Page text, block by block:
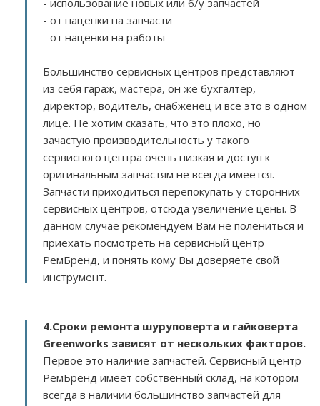
- использование новых или б/у запчастей
- от наценки на запчасти
- от наценки на работы
Большинство сервисных центров представляют
из себя гараж, мастера, он же бухгалтер,
директор, водитель, снабженец и все это в одном
лице. Не хотим сказать, что это плохо, но
зачастую производительность у такого
сервисного центра очень низкая и доступ к
оригинальным запчастям не всегда имеется.
Запчасти приходиться перепокупать у сторонних
сервисных центров, отсюда увеличение цены. В
данном случае рекомендуем Вам не полениться и
приехать посмотреть на сервисный центр
РемБренд, и понять кому Вы доверяете свой
инструмент.
4.Сроки ремонта шуруповерта и гайковерта
Greenworks зависят от нескольких факторов.
Первое это наличие запчастей. Сервисный центр
РемБренд имеет собственный склад, на котором
всегда в наличии большинство запчастей для